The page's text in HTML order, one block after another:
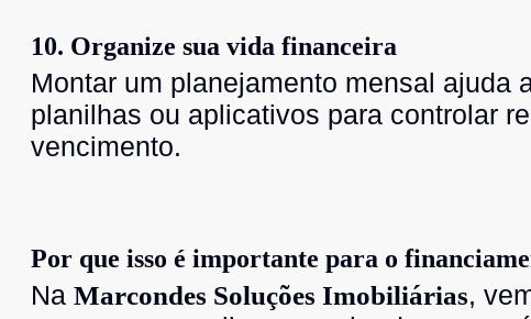
10. Organize sua vida financeira
Montar um planejamento mensal ajuda
planilhas ou aplicativos para controlar
vencimento.
Por que isso é importante para o
Na Marcondes Soluções Imobiliárias,